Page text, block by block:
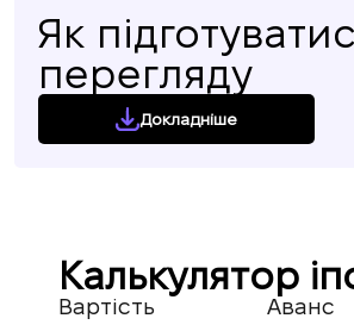
Як
перегляду
Докладніше
Калькулятор
Вартість Аванс